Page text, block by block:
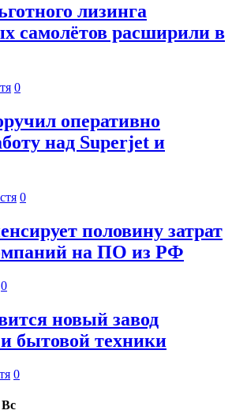
лизинга
самолётов расширили в
0
оперативно
над Superjet и
0
половину затрат
на ПО из РФ
0
новый завод
бытовой техники
0
Вс